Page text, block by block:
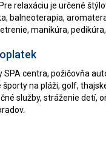
relaxáciu je určené
balneoterapia,
manikúra,
SPA centra, požičovňa
športy na pláži, golf,
služby, stráženie detí,